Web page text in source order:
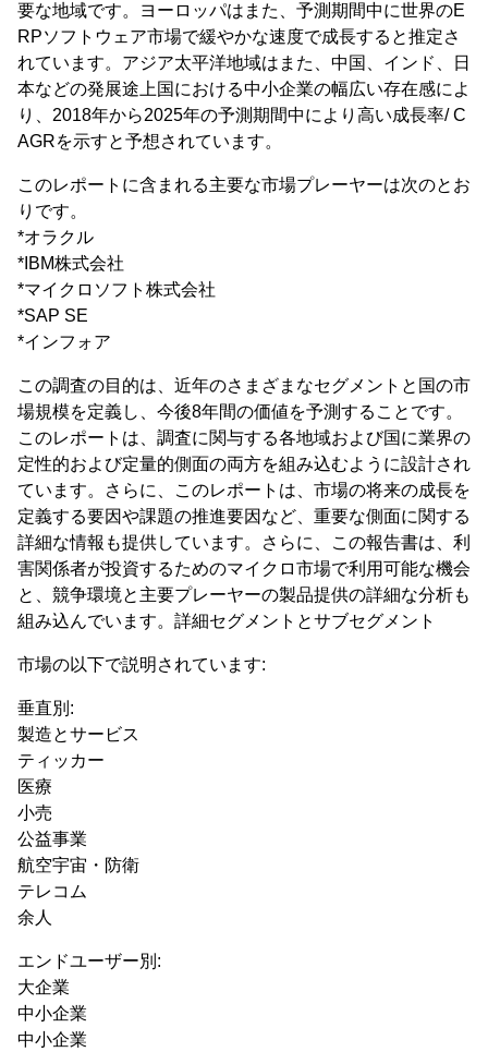
要な地域です。ヨーロッパはまた、予測期間中に世界のE
RPソフトウェア市場で緩やかな速度で成長すると推定さ
れています。アジア太平洋地域はまた、中国、インド、日
本などの発展途上国における中小企業の幅広い存在感によ
り、2018年から2025年の予測期間中により高い成長率/ C
AGRを示すと予想されています。
このレポートに含まれる主要な市場プレーヤーは次のとお
りです。
*オラクル
*IBM株式会社
*マイクロソフト株式会社
*SAP SE
*インフォア
この調査の目的は、近年のさまざまなセグメントと国の市
場規模を定義し、今後8年間の価値を予測することです。
このレポートは、調査に関与する各地域および国に業界の
定性的および定量的側面の両方を組み込むように設計され
ています。さらに、このレポートは、市場の将来の成長を
定義する要因や課題の推進要因など、重要な側面に関する
詳細な情報も提供しています。さらに、この報告書は、利
害関係者が投資するためのマイクロ市場で利用可能な機会
と、競争環境と主要プレーヤーの製品提供の詳細な分析も
組み込んでいます。詳細セグメントとサブセグメント
市場の以下で説明されています:
垂直別:
製造とサービス
ティッカー
医療
小売
公益事業
航空宇宙・防衛
テレコム
余人
エンドユーザー別:
大企業
中小企業
中小企業